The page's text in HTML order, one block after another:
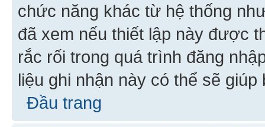
chức năng khác từ hệ thống
đã xem nếu thiết lập này được
rắc rối trong quá trình đăng
liệu ghi nhận này có thể sẽ
Đầu trang